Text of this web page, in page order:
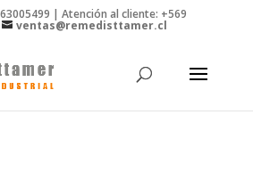
| Atención al cliente: +569
ventas@remedisttamer.cl